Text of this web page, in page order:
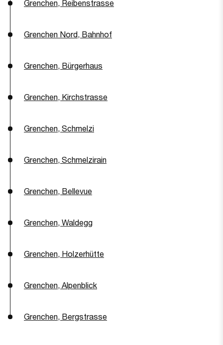
Grenchen, Reibenstrasse
Grenchen Nord, Bahnhof
Grenchen, Bürgerhaus
Grenchen, Kirchstrasse
Grenchen, Schmelzi
Grenchen, Schmelzirain
Grenchen, Bellevue
Grenchen, Waldegg
Grenchen, Holzerhütte
Grenchen, Alpenblick
Grenchen, Bergstrasse